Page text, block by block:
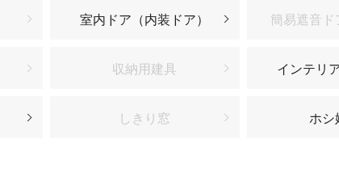
室内ドア（内装ドア） 簡易遮音ド
収納用建具 インテリ
しきり窓 ホシ